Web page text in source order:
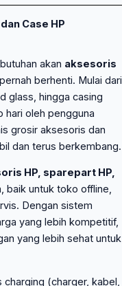
Case HP
akan aksesoris
berhenti. Mulai dari
glass, hingga casing
oleh pengguna
grosir aksesoris dan
dan terus berkembang.
HP, sparepart HP,
baik untuk toko offline,
Dengan sistem
yang lebih kompetitif,
yang lebih sehat untuk
(charger, kabel,